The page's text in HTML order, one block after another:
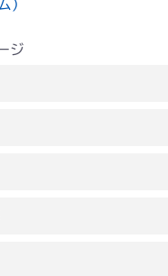
）
ジ
(左ブレーキ 左HSTレバー)
(左ブレーキ 左HSTレバー)
(左ブレーキ 左HSTレバー)